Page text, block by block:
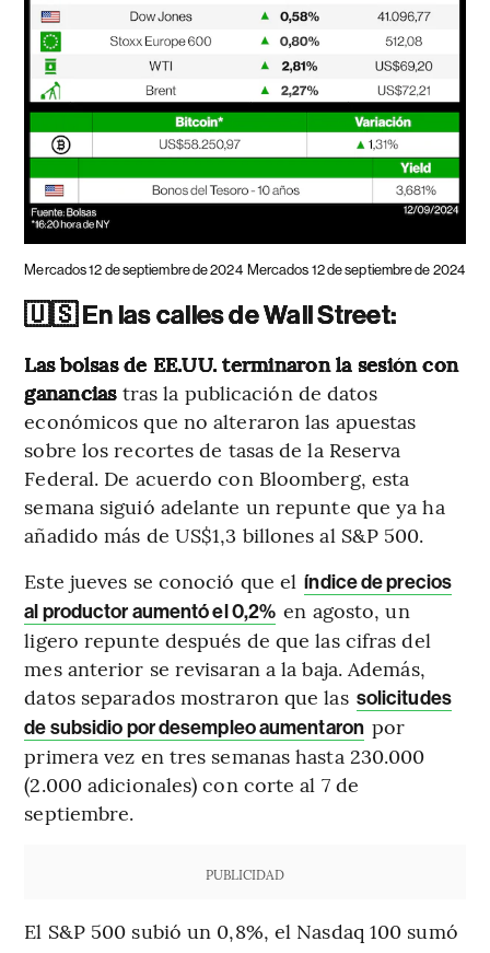
Mercados 12 de septiembre de 2024 Mercados 12 de septiembre de 2024
🇺🇸 En las calles de Wall Street:
Las bolsas de EE.UU. terminaron la sesión con
ganancias tras la publicación de datos
económicos que no alteraron las apuestas
sobre los recortes de tasas de la Reserva
Federal. De acuerdo con Bloomberg, esta
semana siguió adelante un repunte que ya ha
añadido más de US$1,3 billones al S&P 500.
Este jueves se conoció que el índice de precios
al productor aumentó el 0,2% en agosto, un
ligero repunte después de que las cifras del
mes anterior se revisaran a la baja. Además,
datos separados mostraron que las solicitudes
de subsidio por desempleo aumentaron por
primera vez en tres semanas hasta 230.000
(2.000 adicionales) con corte al 7 de
septiembre.
PUBLICIDAD
El S&P 500 subió un 0,8%, el Nasdaq 100 sumó